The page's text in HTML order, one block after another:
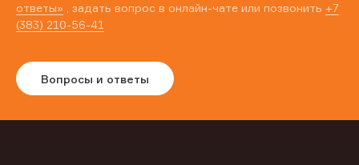
ответы» , задать вопрос в онлайн-чате или позвонить +7
(383) 210-56-41
Вопросы и ответы